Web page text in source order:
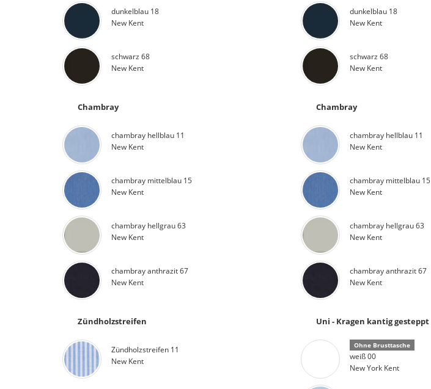
dunkelblau 18
New Kent
schwarz 68
New Kent
Chambray
chambray hellblau 11
New Kent
chambray mittelblau 15
New Kent
chambray hellgrau 63
New Kent
chambray anthrazit 67
New Kent
Zündholzstreifen
Zündholzstreifen 11
New Kent
dunkelblau 18
New Kent
schwarz 68
New Kent
Chambray
chambray hellblau 11
New Kent
chambray mittelblau 15
New Kent
chambray hellgrau 63
New Kent
chambray anthrazit 67
New Kent
Uni - Kragen kantig gesteppt
Ohne Brusttasche
weiß 00
New York Kent